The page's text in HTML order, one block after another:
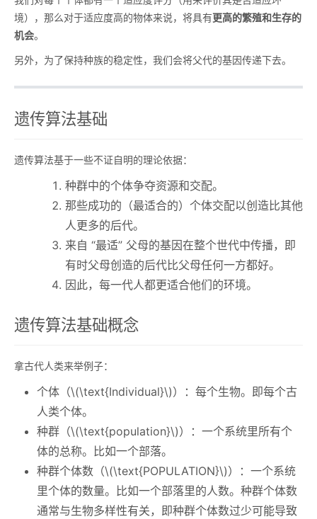
境），那么对于适应度高的物体来说，将具有更高的繁殖和生存的
机会。
另外，为了保持种族的稳定性，我们会将父代的基因传递下去。
遗传算法基础
遗传算法基于一些不证自明的理论依据：
种群中的个体争夺资源和交配。
那些成功的（最适合的）个体交配以创造比其他
人更多的后代。
来自 “最适” 父母的基因在整个世代中传播，即
有时父母创造的后代比父母任何一方都好。
因此，每一代人都更适合他们的环境。
遗传算法基础概念
拿古代人类来举例子：
个体（\(\text{Individual}\)）：每个生物。即每个古
人类个体。
种群（\(\text{population}\)）：一个系统里所有个
体的总称。比如一个部落。
种群个体数（\(\text{POPULATION}\)）：一个系统
里个体的数量。比如一个部落里的人数。种群个体数
通常与生物多样性有关，即种群个体数过少可能导致